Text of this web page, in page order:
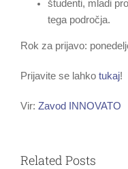
študenti, mladi
tega področja.
Rok za prijavo:
Prijavite se lahko tukaj!
Vir: Zavod INNOVATO
Related Posts